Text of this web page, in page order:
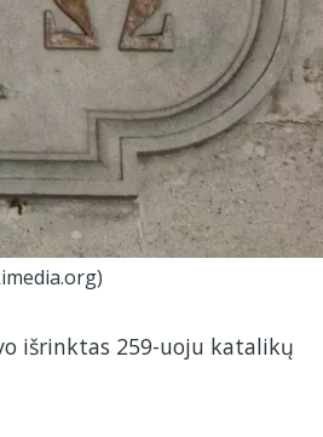
išrinktas 259-uoju katalikų